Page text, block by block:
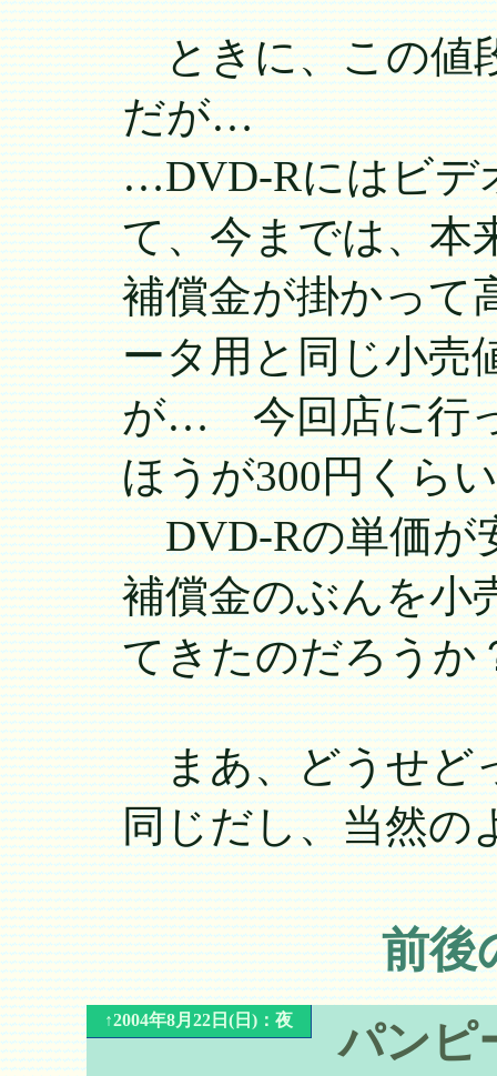
ときに、この値
だが…
…DVD-Rにはビデ
て、今までは、本
補償金が掛かって
ータ用と同じ小売
が… 今回店に行
ほうが300円くら
DVD-Rの単価が
補償金のぶんを小
てきたのだろうか
まあ、どうせど
同じだし、当然の
前後
↑2004年8月22日(日)：夜
パンピ